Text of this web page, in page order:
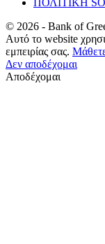
© 2026 - Bank of
Αυτό το website
εμπειρίας σας.
Δεν αποδέχομαι
Αποδέχομαι